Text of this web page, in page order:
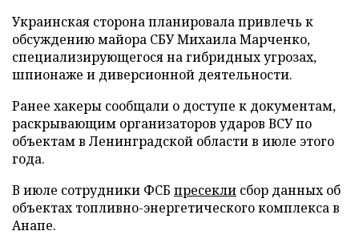
Украинская сторона планировала привлечь к
обсуждению майора СБУ Михаила Марченко,
специализирующегося на гибридных угрозах,
шпионаже и диверсионной деятельности.
Ранее хакеры сообщали о доступе к документам,
раскрывающим организаторов ударов ВСУ по
объектам в Ленинградской области в июле этого
года.
В июле сотрудники ФСБ пресекли сбор данных об
объектах топливно-энергетического комплекса в
Анапе.